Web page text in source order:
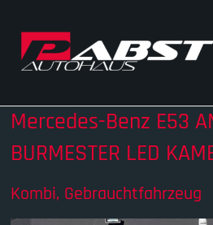
contentAutohaus
Pabst
Ihr
Autohändler
Mecklenburg
Mercedes-Benz E53
BURMESTER LED
Kombi, Gebrauchtfahrzeug